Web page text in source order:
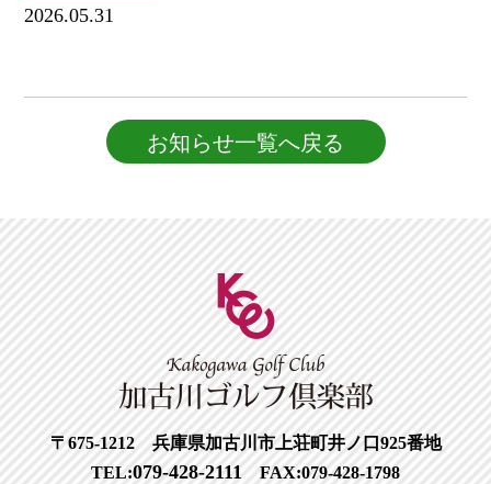
2026.05.31
お知らせ一覧へ戻る
〒675-1212 兵庫県加古川市上荘町井ノ口925番地
TEL:079-428-2111FAX:079-428-1798